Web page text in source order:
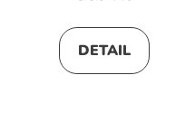
DETAIL